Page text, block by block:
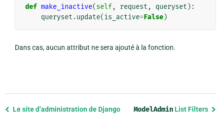
def make_inactive(self, request , queryset ):
queryset .update(is_active=False)
Dans cas, aucun attribut ne sera ajouté à la fonction.
Previous
Le site d’administration de Django ModelAdminList Filters